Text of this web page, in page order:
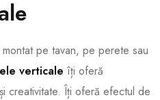
pe tavan, pe perete sau
verticale îți oferă
creativitate. Îți oferă efectul de